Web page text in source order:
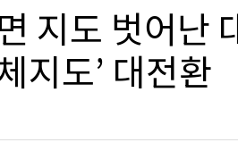
지도 벗어난
지도’ 대전환